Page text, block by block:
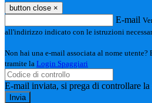
button close ×
E-mail
all'indirizzo indicato con le istruzioni
Non hai una e-mail associata al nome utente?
tramite la Login Spaggiari
E-mail inviata, si prega di controllare la